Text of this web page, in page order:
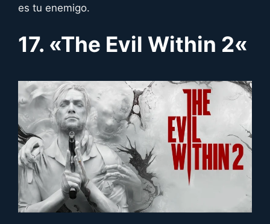
es tu enemigo.
17. «The Evil Within 2«